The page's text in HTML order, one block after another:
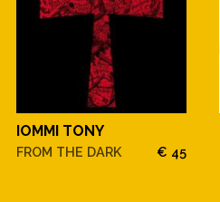
IOMMI TONY
FROM THE DARK € 45